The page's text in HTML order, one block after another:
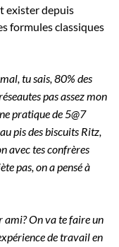
exister depuis
formules classiques
tu sais, 80% des
pas assez mon
pratique de 5@7
pis des biscuits Ritz,
avec tes confrères
pas, on a pensé à
ami? On va te faire un
de travail en